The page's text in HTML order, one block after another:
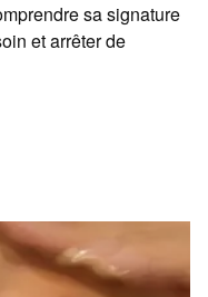
sa signature
et arrêter de